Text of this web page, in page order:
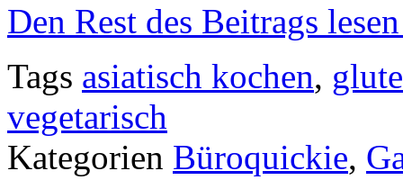
Den Rest des Beitrags
Tags asiatisch kochen,
vegetarisch
Kategorien Büroquickie,